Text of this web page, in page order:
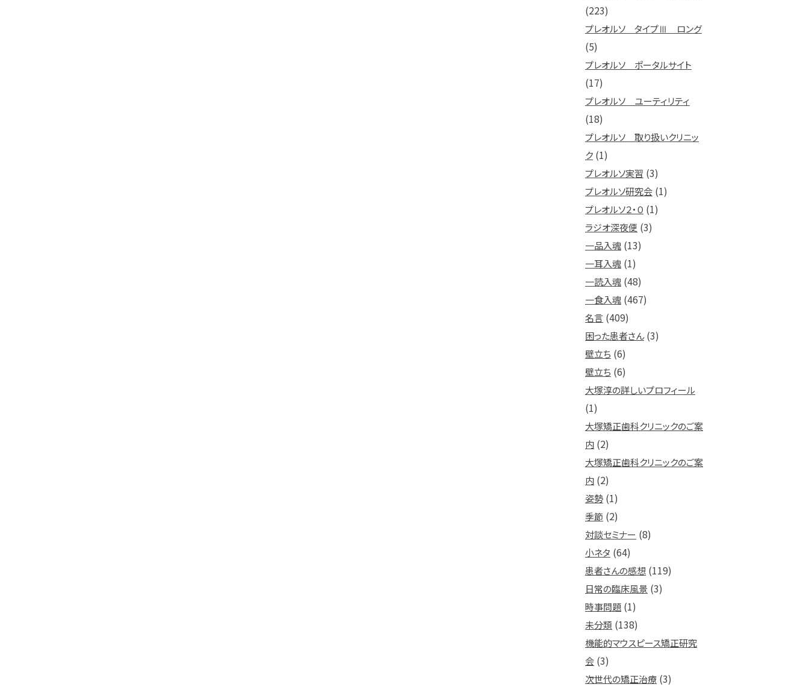
(223)
プレオルソ タイプⅢ ロング
(5)
プレオルソ ポータルサイト
(17)
プレオルソ ユーティリティ
(18)
プレオルソ 取り扱いクリニッ
ク (1)
プレオルソ実習 (3)
プレオルソ研究会 (1)
プレオルソ２・０ (1)
ラジオ深夜便 (3)
一品入魂 (13)
一耳入魂 (1)
一読入魂 (48)
一食入魂 (467)
名言 (409)
困った患者さん(3)
壁立ち (6)
壁立ち (6)
大塚淳の詳しいプロフィール
(1)
大塚矯正歯科クリニックのご案
内 (2)
大塚矯正歯科クリニックのご案
内 (2)
姿勢 (1)
季節 (2)
対談セミナー (8)
小ネタ (64)
患者さんの感想 (119)
日常の臨床風景 (3)
時事問題 (1)
未分類 (138)
機能的マウスピース矯正研究
会 (3)
次世代の矯正治療 (3)